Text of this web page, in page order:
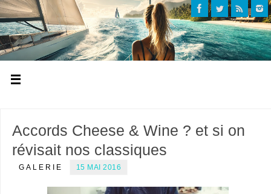
Accords Cheese & Wine ? et si on
révisait nos classiques
GALERIE 15 MAI 2016